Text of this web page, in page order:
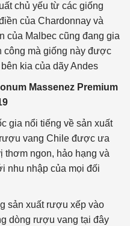
chủ yếu từ các giống
của Chardonnay và
của Malbec cũng đang gia
công mà giống này được
kia của dãy Andes
Massenez Premium
gia nổi tiếng về sản xuất
vang Chile được ưa
ngon, hảo hạng và
nhu nhập của mọi đối
sản xuất rượu xếp vào
dòng rượu vang tại đây